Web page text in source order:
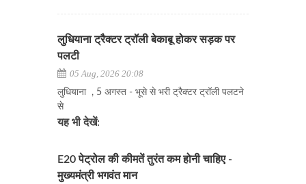
लुधियाना ट्रैक्टर ट्रॉली बेकाबू होकर सड़क पर
पलटी
05 Aug, 2026 20:08
लुधियाना , 5 अगस्त - भूसे से भरी ट्रैक्टर ट्रॉली पलटने
से
यह भी देखें:
E20 पेट्रोल की कीमतें तुरंत कम होनी चाहिए -
मुख्यमंत्री भगवंत मान